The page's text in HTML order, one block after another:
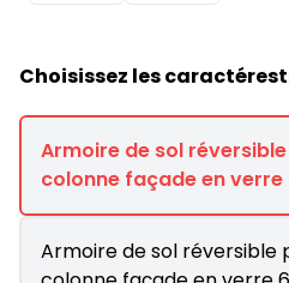
Choisissez les
Armoire de sol
colonne façade en
Armoire de sol